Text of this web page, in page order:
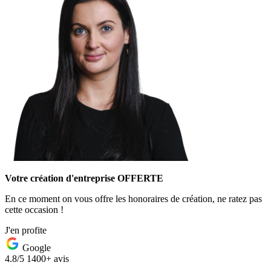
Votre création d'entreprise OFFERTE
En ce moment on vous offre les honoraires de création, ne ratez pas
cette occasion !
J'en profite
Google
4.8/5 1400+ avis